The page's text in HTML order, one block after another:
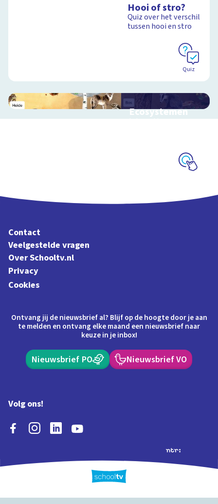
Hooi of stro?
Quiz over het verschil
tussen hooi en stro
Quiz
Ecosystemen
Interactieve
Contact
Veelgestelde vragen
Over Schooltv.nl
Privacy
Cookies
Ontvang jij de nieuwsbrief al? Blijf op de hoogte door je aan
te melden en ontvang elke maand een nieuwsbrief naar
keuze in je inbox!
Nieuwsbrief PO Nieuwsbrief VO
Volg ons!